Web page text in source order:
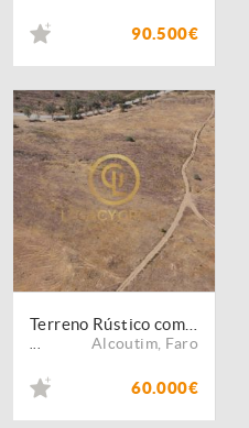
90.500€
Alcoutim, Faro
60.000€